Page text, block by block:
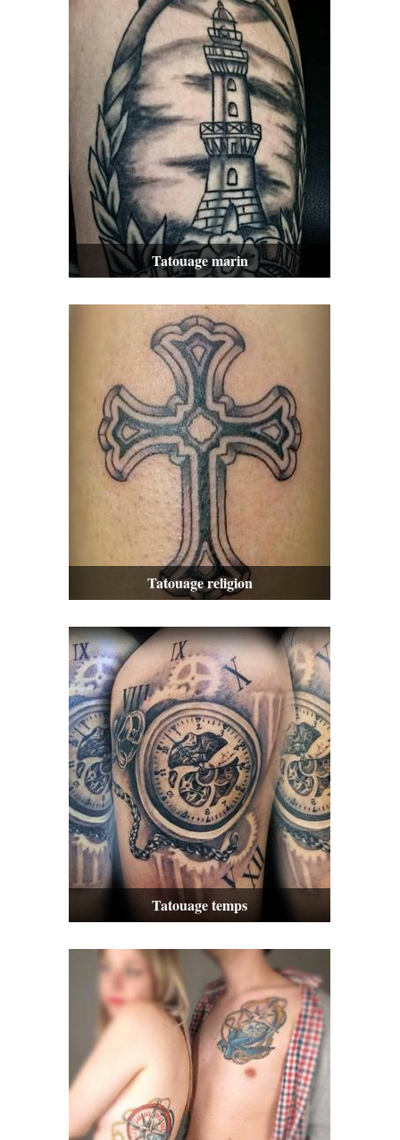
Tatouage marin
Tatouage religion
Tatouage temps